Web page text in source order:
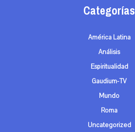
Categorías
América Latina
Análisis
Espiritualidad
Gaudium-TV
Mundo
Roma
Uncategorized